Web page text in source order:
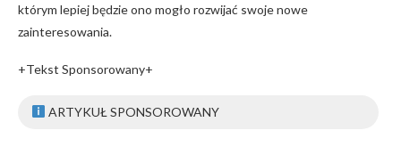
którym lepiej będzie ono mogło rozwijać swoje nowe
zainteresowania.
+Tekst Sponsorowany+
ARTYKUŁ SPONSOROWANY